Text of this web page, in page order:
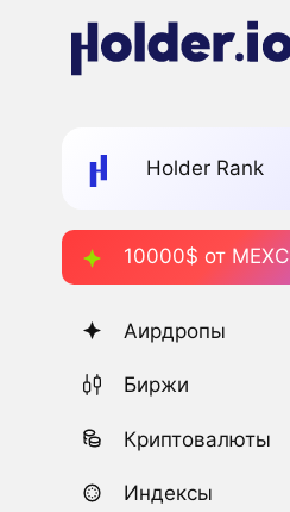
Holder Rank
10000$ от MEXC
Аирдропы
Биржи
Криптовалюты
Индексы